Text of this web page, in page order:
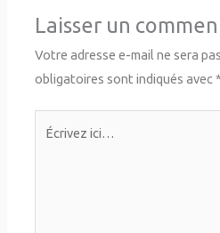
Laisser un
Votre adresse e-mail ne sera
obligatoires sont indiqués avec*